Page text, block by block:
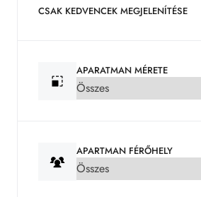
CSAK KEDVENCEK MEGJELENÍTÉSE
APARATMAN MÉRETE
APARTMAN FÉRŐHELY